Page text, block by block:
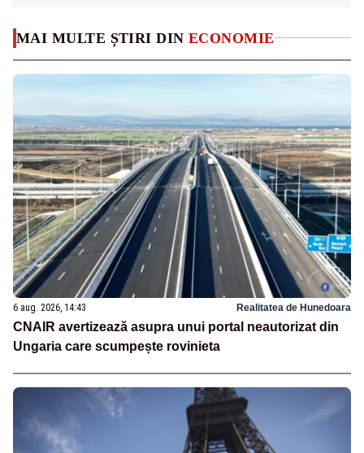
MAI MULTE ȘTIRI DIN ECONOMIE
6 aug. 2026, 14:43 Realitatea de Hunedoara
CNAIR avertizează asupra unui portal neautorizat din
Ungaria care scumpește rovinieta